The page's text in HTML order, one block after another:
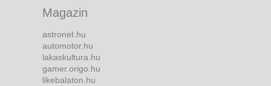
Magazin
astronet.hu
automotor.hu
lakaskultura.hu
gamer.origo.hu
likebalaton.hu